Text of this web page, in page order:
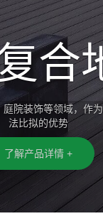
合
装饰、公共设施、
了解产品详情 +